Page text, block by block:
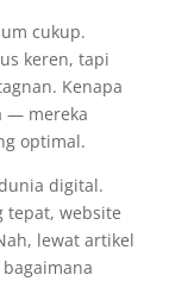
cukup.
keren, tapi
Kenapa
— mereka
optimal.
digital.
tepat, website
lewat artikel